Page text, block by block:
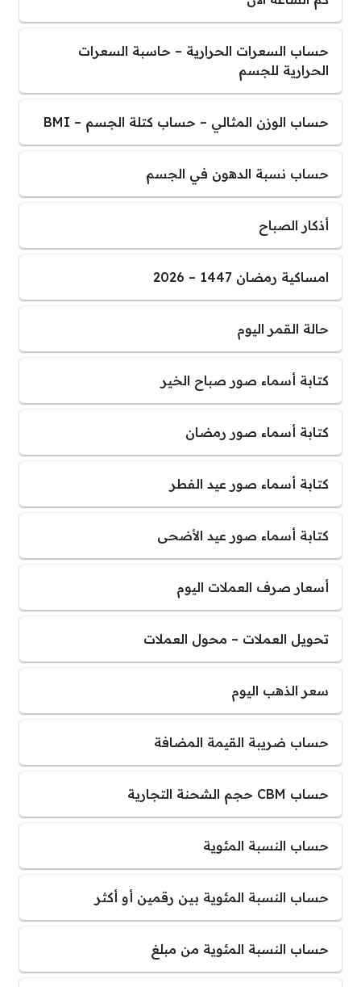
حساب السعرات الحرارية – حاسبة السعرات
الحرارية للجسم
حساب الوزن المثالي – حساب كتلة الجسم – BMI
حساب نسبة الدهون في الجسم
أذكار الصباح
امساكية رمضان 1447 – 2026
حالة القمر اليوم
كتابة أسماء صور صباح الخير
كتابة أسماء صور رمضان
كتابة أسماء صور عيد الفطر
كتابة أسماء صور عيد الأضحى
أسعار صرف العملات اليوم
تحويل العملات – محول العملات
سعر الذهب اليوم
حساب ضريبة القيمة المضافة
حساب CBM حجم الشحنة التجارية
حساب النسبة المئوية
حساب النسبة المئوية بين رقمين أو أكثر
حساب النسبة المئوية من مبلغ